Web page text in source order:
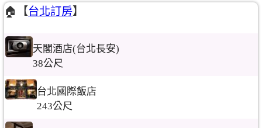
🏠【台北訂房】
天閣酒店(台北長安)
38公尺
台北國際飯店
243公尺